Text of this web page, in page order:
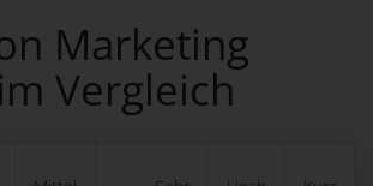
Marketing
Vergleich